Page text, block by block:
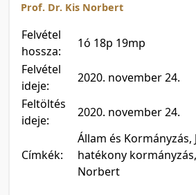
Prof. Dr. Kis Norbert
Felvétel
hossza:
1ó 18p 19mp
Felvétel
ideje:
2020. november 24.
Feltöltés
ideje:
2020. november 24.
Címkék:
Állam és Kormányzás,
hatékony
Norbert